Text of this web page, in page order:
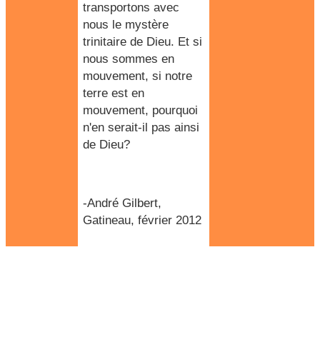
transportons avec
nous le mystère
trinitaire de Dieu. Et si
nous sommes en
mouvement, si notre
terre est en
mouvement, pourquoi
n'en serait-il pas ainsi
de Dieu?
-André Gilbert,
Gatineau, février 2012